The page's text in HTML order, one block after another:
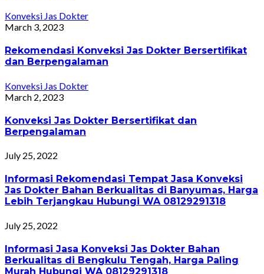
Konveksi Jas Dokter
March 3, 2023
Rekomendasi Konveksi Jas Dokter Bersertifikat
dan Berpengalaman
Konveksi Jas Dokter
March 2, 2023
Konveksi Jas Dokter Bersertifikat dan
Berpengalaman
July 25, 2022
Informasi Rekomendasi Tempat Jasa Konveksi
Jas Dokter Bahan Berkualitas di Banyumas, Harga
Lebih Terjangkau Hubungi WA 08129291318
July 25, 2022
Informasi Jasa Konveksi Jas Dokter Bahan
Berkualitas di Bengkulu Tengah, Harga Paling
Murah Hubungi WA 08129291318